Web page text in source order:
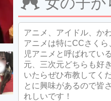
アニメ、アイドル、か
アニメは特にCCさく
児アニメと呼ばれてい
元、三次元どちらも好
いたらぜひ布教してく
とに興味があるので皆
れしいです！